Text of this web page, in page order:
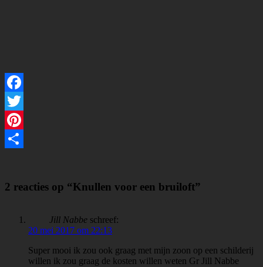
Facebook
Twitter
Pinterest
2 reacties op “Knullen voor een bruiloft”
Jill Nabbe schreef:
20 mei 2017 om 22:13
Super mooi ik zou ook graag met mijn zoon op een schilderij
willen ik zou graag de kosten willen weten Gr Jill Nabbe